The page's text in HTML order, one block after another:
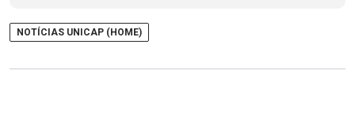
NOTÍCIAS UNICAP (HOME)